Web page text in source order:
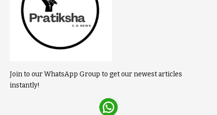
Join to our WhatsApp Group to get our newest articles
instantly!